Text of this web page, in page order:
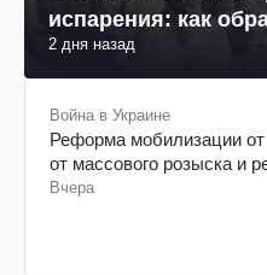
испарения: как
2 дня назад
Война в Украине
Реформа мобилизации
от массового розыска и
Вчера